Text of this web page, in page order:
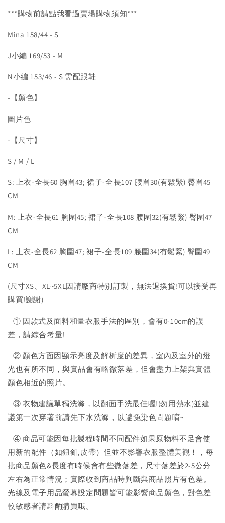
***購物前請點我看過賣場購物須知***
Mina 158/44 - S
J小編 169/53 - M
N小編 153/46 - S 需配跟鞋
-【顏色】
圖片色
-【尺寸】
S / M / L
S: 上衣-全長60 胸圍43; 裙子-全長107 腰圍30(有鬆緊) 臀圍45
CM
M: 上衣-全長61 胸圍45; 裙子-全長108 腰圍32(有鬆緊) 臀圍47
CM
L: 上衣-全長62 胸圍47; 裙子-全長109 腰圍34(有鬆緊) 臀圍49
CM
(尺寸XS、XL~5XL因請廠商特別訂製，無法退換貨!可以接受再
購買!謝謝)
① 因款式及面料和量衣服手法的區別，會有0-10cm的誤
差，請綜合考量!
② 顏色方面因顯示亮度及解析度的差異，室內及室外的燈
光也有所不同，與實品會有略微落差，但會盡力上架與實體
顏色相近的照片。
③ 衣物建議單獨洗滌，以翻面手洗最佳喔!(勿用熱水)並建
議第一次穿著前請先下水洗滌，以避免染色問題唷~
④ 商品可能因每批製程時間不同配件如果原物料不足會使
用新的配件（如鈕釦,皮帶）但並不影響衣服整體美觀！，每
批商品顏色&長度有時候會有些微落差，尺寸落差於2-5公分
左右為正常情況；實際收到商品時判斷與商品照片有色差。
光線及電子用品螢幕設定問題皆可能影響商品顏色，對色差
較敏感者請斟酌購買哦。